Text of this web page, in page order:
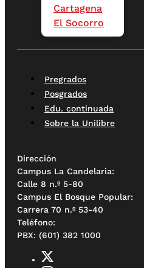
Cartagena
El Socorro
Pregrados
Posgrados
Edu. continuada
Sobre la Unilibre
Dirección
Campus La Candelaria:
Calle 8 n.º 5-80
Campus El Bosque Popular:
Carrera 70 n.º 53-40
Teléfono:
PBX: (601) 382 1000